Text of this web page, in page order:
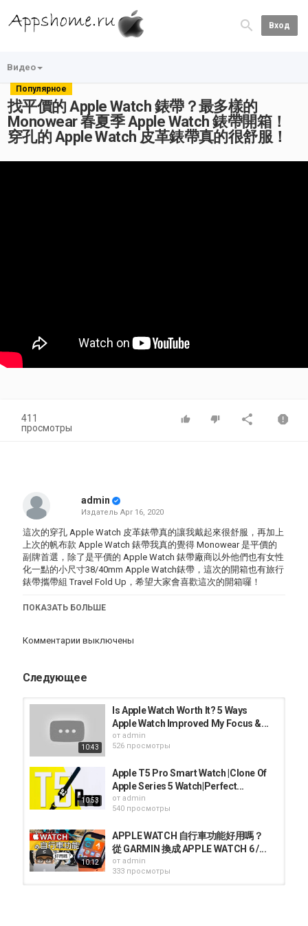
Вход
Видео
Популярное
找平價的 Apple Watch 錶帶？最多樣的
Monowear 春夏季 Apple Watch 錶帶開箱！
穿孔的 Apple Watch 皮革錶帶真的很舒服！
411
просмотры
admin
Издатель Apr 16, 2020
這次的穿孔 Apple Watch 皮革錶帶真的讓我戴起來很舒服，再加上
上次的帆布款 Apple Watch 錶帶我真的覺得 Monowear 是平價的
副牌首選，除了是平價的 Apple Watch 錶帶廠商以外他們也有女性
化一點的小尺寸38/40mm Apple Watch錶帶，這次的開箱也有旅行
錶帶攜帶組 Travel Fold Up，希望大家會喜歡這次的開箱囉！
官網連結：https://www.monoweardesign.com/collections/shop
可以幫我新增 CC 字幕：
【Apple Watch 必要嗎？Line, Nike版, GPS與LTE ,Siri, 運動, 心電圖,
錶帶, 生活應用和版本選擇心得全分享】
https://youtu.be/0sLMNYMLE4Q
【Apple Watch 6 消息流出？不負責任心得預測】
https://youtu.be/Fqm8xtpMkyc
【必學功能與技巧！完美解放 Apple Watch 生活安全又方便！】
https://youtu.be/rCzo4e8IOfg
【鈦金屬 Apple Watch 5 開箱！哪個版本適合你？鋁殼版不鏽鋼版
鈦金屬版怎麼選？】
【必看！完美解放你的 Apple Watch！心電圖ECG跟這個都很重
要！】
https://youtu.be/E_2p0jCoBiY
【港版 Apple Watch Series 5 開箱！台灣沒有的心電圖ECG與兩大
ПОКАЗАТЬ БОЛЬШЕ
Комментарии выключены
Следующее
10:43
Is Apple Watch Worth It? 5 Ways
Apple Watch Improved My Focus &...
от admin
526 просмотры
10:53
Apple T5 Pro Smart Watch |Clone Of
Apple Series 5 Watch|Perfect...
от admin
540 просмотры
10:12
APPLE WATCH 自行車功能好用嗎？
從 GARMIN 換成 APPLE WATCH 6 /...
от admin
333 просмотры